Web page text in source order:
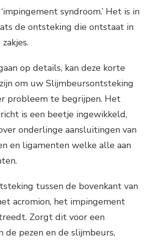
syndroom.’ Het is in
de ontsteking die ontstaat in
op details, kan deze korte
om uw Slijmbeursontsteking
probleem te begrijpen. Het
is een beetje ingewikkeld,
onderlinge aansluitingen van
en ligamenten welke alle aan
tussen de bovenkant van
acromion, het impingement
Zorgt dit voor een
de pezen en de slijmbeurs,